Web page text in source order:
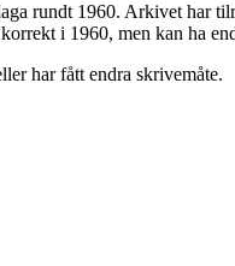
rundt 1960. Arkivet har
i 1960, men kan ha
har fått endra skrivemåte.